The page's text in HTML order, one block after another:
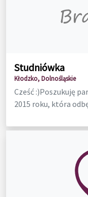
Studniówka
Kłodzko, Dolnośląskie
Cześć :)Poszukuję
2015 roku, która